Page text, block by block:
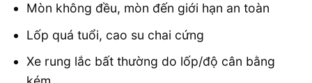
Mòn không đều, mòn đến giới hạn an toàn
Lốp quá tuổi, cao su chai cứng
Xe rung lắc bất thường do lốp/độ cân bằng